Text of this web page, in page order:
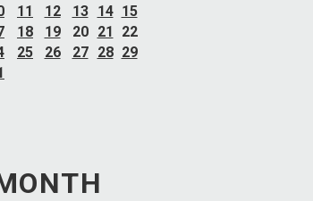
11 12 13 14 15
18 19 20 21
22
25 26 27 28 29